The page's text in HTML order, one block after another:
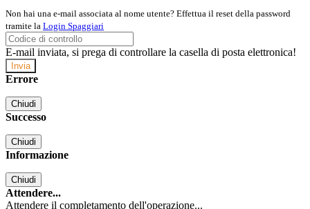
Non hai una e-mail associata al nome utente? Effettua il reset della password
tramite la Login Spaggiari
E-mail inviata, si prega di controllare la casella di posta elettronica!
Errore
Chiudi
Successo
Chiudi
Informazione
Chiudi
Attendere...
Attendere il completamento dell'operazione...